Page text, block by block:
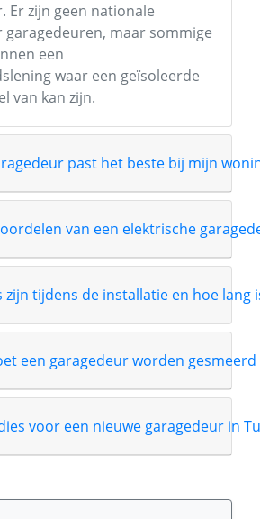
Er zijn geen nationale
garagedeuren, maar sommige
een
waar een geïsoleerde
van kan zijn.
past het beste bij mijn
van een elektrische
zijn tijdens de installatie en hoe lang
een garagedeur worden
voor een nieuwe garagedeur in